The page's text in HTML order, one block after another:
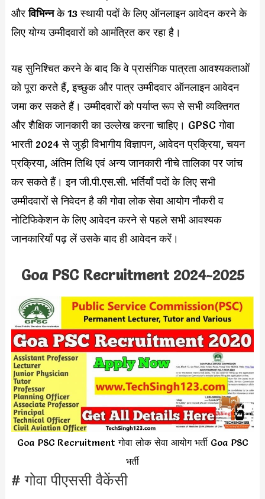
औरविभिन्नके 13 स्थायी पदों के लिए ऑनलाइन आवेदन करने के
लिए योग्य उम्मीदवारों को आमंत्रित कर रहा है।
यह सुनिश्चित करने के बाद कि वे प्रासंगिक पात्रता आवश्यकताओं
को पूरा करते हैं, इच्छुक और पात्र उम्मीदवार ऑनलाइन आवेदन
जमा कर सकते हैं। उम्मीदवारों को पर्याप्त रूप से सभी व्यक्तिगत
और शैक्षिक जानकारी का उल्लेख करना चाहिए। GPSC गोवा
भारती 2024 से जुड़ी विभागीय विज्ञापन, आवेदन प्रक्रिया, चयन
प्रक्रिया, अंतिम तिथि एवं अन्य जानकारी नीचे तालिका पर जांच
कर सकते हैं। इन जी.पी.एस.सी. भर्तियाँ पदों के लिए सभी
उम्मीदवारों से निवेदन है की गोवा लोक सेवा आयोग नौकरी व
नोटिफिकेशन के लिए आवेदन करने से पहले सभी आवश्यक
जानकारियाँ पढ़ लें उसके बाद ही आवेदन करें।
Goa PSC Recruitment 2024-2025
Goa PSC Recruitment गोवा लोक सेवा आयोग भर्ती Goa PSC
भर्ती
# गोवा पीएससी वैकेंसी